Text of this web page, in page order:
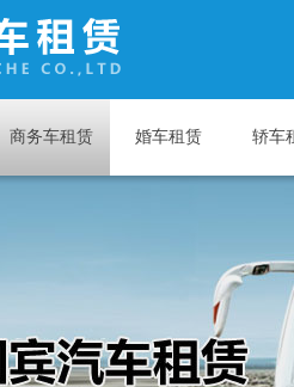
商务车租赁 婚车租赁 轿车